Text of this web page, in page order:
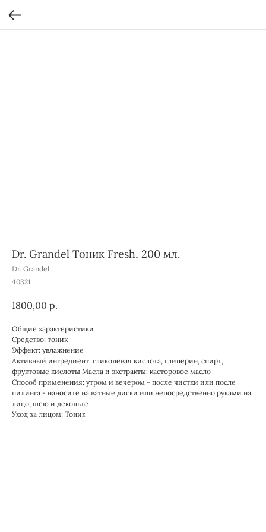
Dr. Grandel Тоник Fresh, 200 мл.
Dr. Grandel
40321
1800,00 р.
Общие характеристики
Средство: тоник
Эффект: увлажнение
Активный ингредиент: гликолевая кислота, глицерин, спирт,
фруктовые кислоты Масла и экстракты: касторовое масло
Способ применения: утром и вечером - после чистки или после
пилинга - наносите на ватные диски или непосредственно руками на
лицо, шею и декольте
Уход за лицом: Тоник